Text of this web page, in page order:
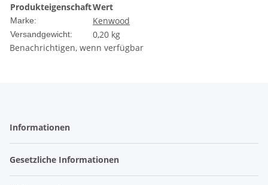
ProdukteigenschaftWert
Marke: Kenwood
Versandgewicht:
0,20 kg
Benachrichtigen, wenn verfügbar
Informationen
Gesetzliche Informationen